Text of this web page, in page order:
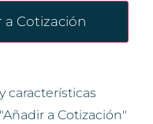
a Cotización
características
a Cotización"